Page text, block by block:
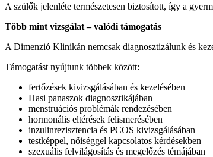
A szülők jelenléte természetesen biztosított, így a
Több mint vizsgálat – valódi támogatás
A Dimenzió Klinikán nemcsak diagnosztizálunk és
Támogatást nyújtunk többek között:
fertőzések kivizsgálásában és kezelésében
Hasi panaszok diagnosztikájában
menstruációs problémák rendezésében
hormonális eltérések felismerésében
inzulinrezisztencia és PCOS kivizsgálásában
testképpel, nőiséggel kapcsolatos kérdésekben
szexuális felvilágosítás és megelőzés témájában